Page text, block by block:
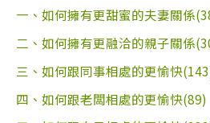
一、如何擁有更甜蜜的夫妻關係
二、如何擁有更融洽的親子關係
三、如何跟同事相處的更愉快
四、如何跟老闆相處的更愉快(89)